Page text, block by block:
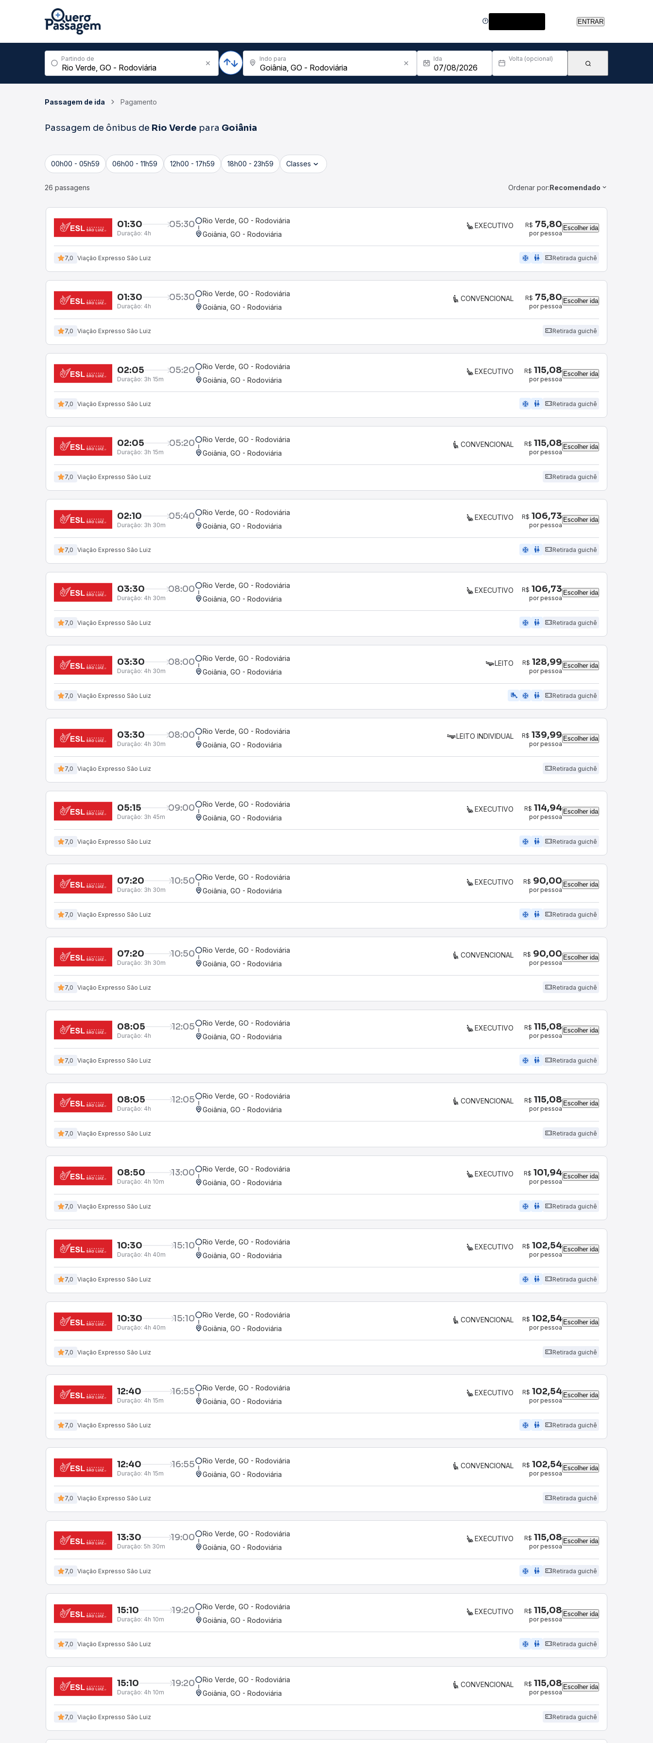
ENTRAR
Partindo de Indo para Ida Volta (opcional)
Passagem de ida Pagamento
Passagem de ônibus de Rio Verde para Goiânia
00h00 - 05h59 06h00 - 11h59 12h00 - 17h59 18h00 - 23h59 Classes
26 passagens Ordenar por:Recomendado
01:30 05:30
Duração: 4h
Rio Verde, GO - Rodoviária
Goiânia, GO - Rodoviária
EXECUTIVO R$ 75,80
por pessoa
Escolher ida
7,0 Viação Expresso São Luiz ac_unit wc Retirada guichê
01:30 05:30
Duração: 4h
Rio Verde, GO - Rodoviária
Goiânia, GO - Rodoviária
CONVENCIONAL R$ 75,80
por pessoa
Escolher ida
7,0 Viação Expresso São Luiz Retirada guichê
02:05 05:20
Duração: 3h 15m
Rio Verde, GO - Rodoviária
Goiânia, GO - Rodoviária
EXECUTIVO R$ 115,08
por pessoa
Escolher ida
7,0 Viação Expresso São Luiz ac_unit wc Retirada guichê
02:05 05:20
Duração: 3h 15m
Rio Verde, GO - Rodoviária
Goiânia, GO - Rodoviária
CONVENCIONAL R$ 115,08
por pessoa
Escolher ida
7,0 Viação Expresso São Luiz Retirada guichê
02:10 05:40
Duração: 3h 30m
Rio Verde, GO - Rodoviária
Goiânia, GO - Rodoviária
EXECUTIVO R$ 106,73
por pessoa
Escolher ida
7,0 Viação Expresso São Luiz ac_unit wc Retirada guichê
03:30 08:00
Duração: 4h 30m
Rio Verde, GO - Rodoviária
Goiânia, GO - Rodoviária
EXECUTIVO R$ 106,73
por pessoa
Escolher ida
7,0 Viação Expresso São Luiz ac_unit wc Retirada guichê
03:30 08:00
Duração: 4h 30m
Rio Verde, GO - Rodoviária
Goiânia, GO - Rodoviária
LEITO R$ 128,99
por pessoa
Escolher ida
7,0 Viação Expresso São Luiz airline_seat_legroom_extra ac_unit wc Retirada guichê
03:30 08:00
Duração: 4h 30m
Rio Verde, GO - Rodoviária
Goiânia, GO - Rodoviária
LEITO INDIVIDUAL R$ 139,99
por pessoa
Escolher ida
7,0 Viação Expresso São Luiz Retirada guichê
05:15 09:00
Duração: 3h 45m
Rio Verde, GO - Rodoviária
Goiânia, GO - Rodoviária
EXECUTIVO R$ 114,94
por pessoa
Escolher ida
7,0 Viação Expresso São Luiz ac_unit wc Retirada guichê
07:20 10:50
Duração: 3h 30m
Rio Verde, GO - Rodoviária
Goiânia, GO - Rodoviária
EXECUTIVO R$ 90,00
por pessoa
Escolher ida
7,0 Viação Expresso São Luiz ac_unit wc Retirada guichê
07:20 10:50
Duração: 3h 30m
Rio Verde, GO - Rodoviária
Goiânia, GO - Rodoviária
CONVENCIONAL R$ 90,00
por pessoa
Escolher ida
7,0 Viação Expresso São Luiz Retirada guichê
08:05 12:05
Duração: 4h
Rio Verde, GO - Rodoviária
Goiânia, GO - Rodoviária
EXECUTIVO R$ 115,08
por pessoa
Escolher ida
7,0 Viação Expresso São Luiz ac_unit wc Retirada guichê
08:05 12:05
Duração: 4h
Rio Verde, GO - Rodoviária
Goiânia, GO - Rodoviária
CONVENCIONAL R$ 115,08
por pessoa
Escolher ida
7,0 Viação Expresso São Luiz Retirada guichê
08:50 13:00
Duração: 4h 10m
Rio Verde, GO - Rodoviária
Goiânia, GO - Rodoviária
EXECUTIVO R$ 101,94
por pessoa
Escolher ida
7,0 Viação Expresso São Luiz ac_unit wc Retirada guichê
10:30 15:10
Duração: 4h 40m
Rio Verde, GO - Rodoviária
Goiânia, GO - Rodoviária
EXECUTIVO R$ 102,54
por pessoa
Escolher ida
7,0 Viação Expresso São Luiz ac_unit wc Retirada guichê
10:30 15:10
Duração: 4h 40m
Rio Verde, GO - Rodoviária
Goiânia, GO - Rodoviária
CONVENCIONAL R$ 102,54
por pessoa
Escolher ida
7,0 Viação Expresso São Luiz Retirada guichê
12:40 16:55
Duração: 4h 15m
Rio Verde, GO - Rodoviária
Goiânia, GO - Rodoviária
EXECUTIVO R$ 102,54
por pessoa
Escolher ida
7,0 Viação Expresso São Luiz ac_unit wc Retirada guichê
12:40 16:55
Duração: 4h 15m
Rio Verde, GO - Rodoviária
Goiânia, GO - Rodoviária
CONVENCIONAL R$ 102,54
por pessoa
Escolher ida
7,0 Viação Expresso São Luiz Retirada guichê
13:30 19:00
Duração: 5h 30m
Rio Verde, GO - Rodoviária
Goiânia, GO - Rodoviária
EXECUTIVO R$ 115,08
por pessoa
Escolher ida
7,0 Viação Expresso São Luiz ac_unit wc Retirada guichê
15:10 19:20
Duração: 4h 10m
Rio Verde, GO - Rodoviária
Goiânia, GO - Rodoviária
EXECUTIVO R$ 115,08
por pessoa
Escolher ida
7,0 Viação Expresso São Luiz ac_unit wc Retirada guichê
15:10 19:20
Duração: 4h 10m
Rio Verde, GO - Rodoviária
Goiânia, GO - Rodoviária
CONVENCIONAL R$ 115,08
por pessoa
Escolher ida
7,0 Viação Expresso São Luiz Retirada guichê